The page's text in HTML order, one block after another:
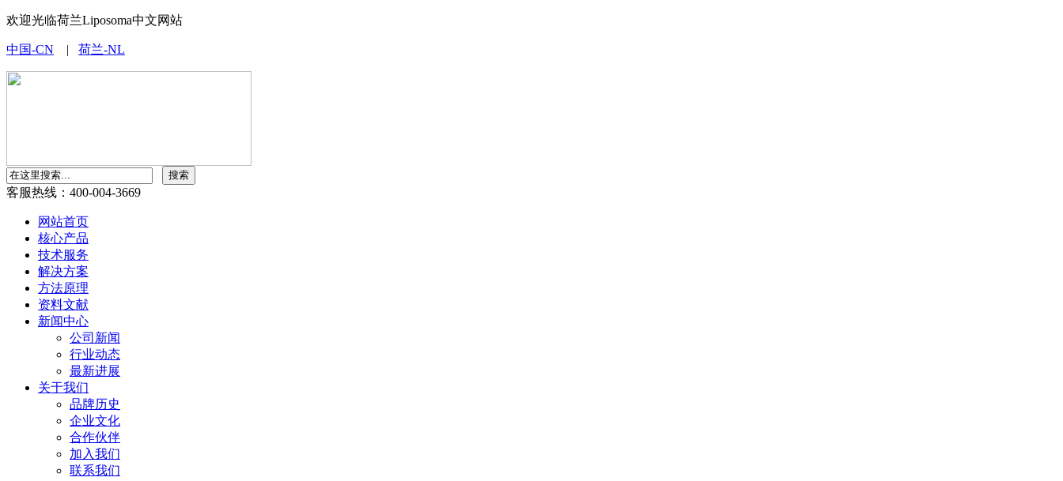
欢迎光临荷兰Liposoma中文网站
中国-CN | 荷兰-NL
客服热线：400-004-3669
网站首页
核心产品
技术服务
解决方案
方法原理
资料文献
新闻中心
公司新闻
行业动态
最新进展
关于我们
品牌历史
企业文化
合作伙伴
加入我们
联系我们